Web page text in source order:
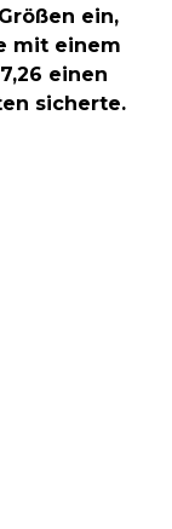
ein,
mit einem
einen
sicherte.